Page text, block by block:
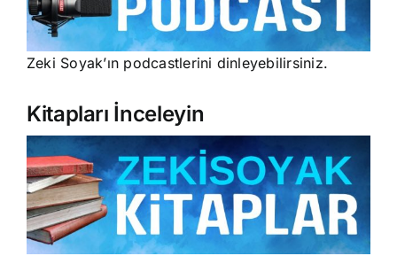
Zeki Soyak’ın podcastlerini dinleyebilirsiniz.
Kitapları İnceleyin